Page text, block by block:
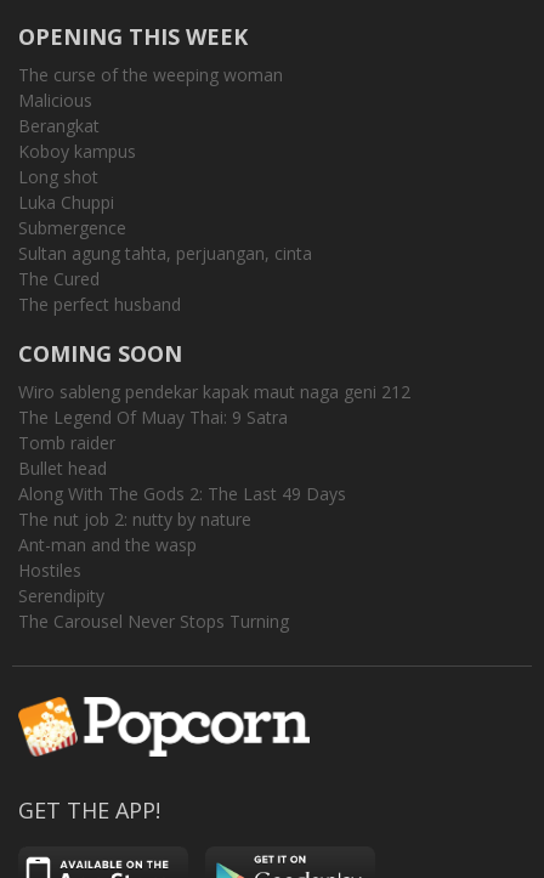
OPENING THIS WEEK
The curse of the weeping woman
Malicious
Berangkat
Koboy kampus
Long shot
Luka Chuppi
Submergence
Sultan agung tahta, perjuangan, cinta
The Cured
The perfect husband
COMING SOON
Wiro sableng pendekar kapak maut naga geni 212
The Legend Of Muay Thai: 9 Satra
Tomb raider
Bullet head
Along With The Gods 2: The Last 49 Days
The nut job 2: nutty by nature
Ant-man and the wasp
Hostiles
Serendipity
The Carousel Never Stops Turning
GET THE APP!